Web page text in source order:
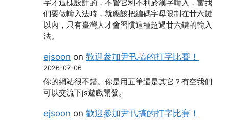
字才這樣設計的，不管它利不利於漢字輸入，當我
們要做輸入法時，就應該把編碼字母限制在廿六鍵
以內，只有臺灣人才會習慣這種超過廿六鍵的輸入
法。
ejsoon on歡迎參加尹卂搞的打字比賽！
2026-07-06
你的網站很不錯。你是用五筆還是其它？有空我們
可以交流下js遊戲開發。
ejsoon on歡迎參加尹卂搞的打字比賽！